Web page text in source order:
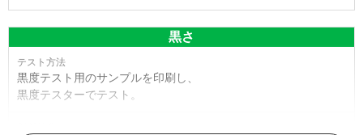
黒さ
黒度テスト用のサンプルを印刷し、
黒度テスターでテスト。